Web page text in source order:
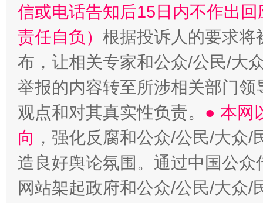
信或电话告知后15日内不作出
责任自负） 根据投诉人的要求将
布，让相关专家和公众/公民/大
举报的内容转至所涉相关部门
观点和对其真实性负责。 ● 本网
向 ，强化反腐和公众/公民/大众
造良好舆论氛围。通过中国公
网站架起政府和公众/公民/大众